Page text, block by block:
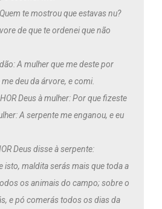
te mostrou que estavas nu?
de que te ordenei que não
A mulher que me deste por
deu da árvore, e comi.
Deus à mulher: Por que fizeste
A serpente me enganou, e eu
Deus disse à serpente:
isto, maldita serás mais que toda a
os animais do campo; sobre o
e pó comerás todos os dias da